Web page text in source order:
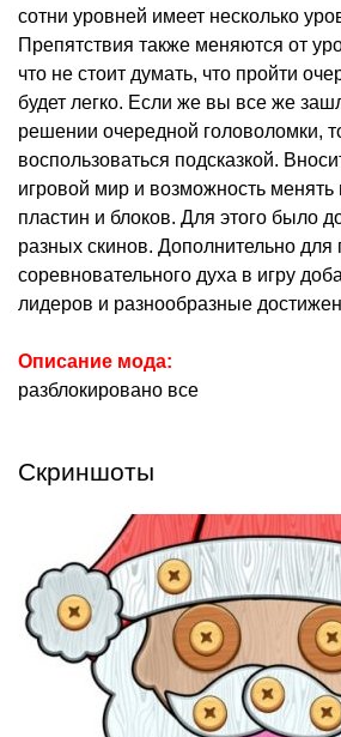
сотни уровней имеет несколько
Препятствия также меняются от
что не стоит думать, что пройти
будет легко. Если же вы все же
решении очередной головоломки,
воспользоваться подсказкой.
игровой мир и возможность
пластин и блоков. Для этого было
разных скинов. Дополнительно
соревновательного духа в игру
лидеров и разнообразные
Описание мода:
разблокировано все
Скриншоты